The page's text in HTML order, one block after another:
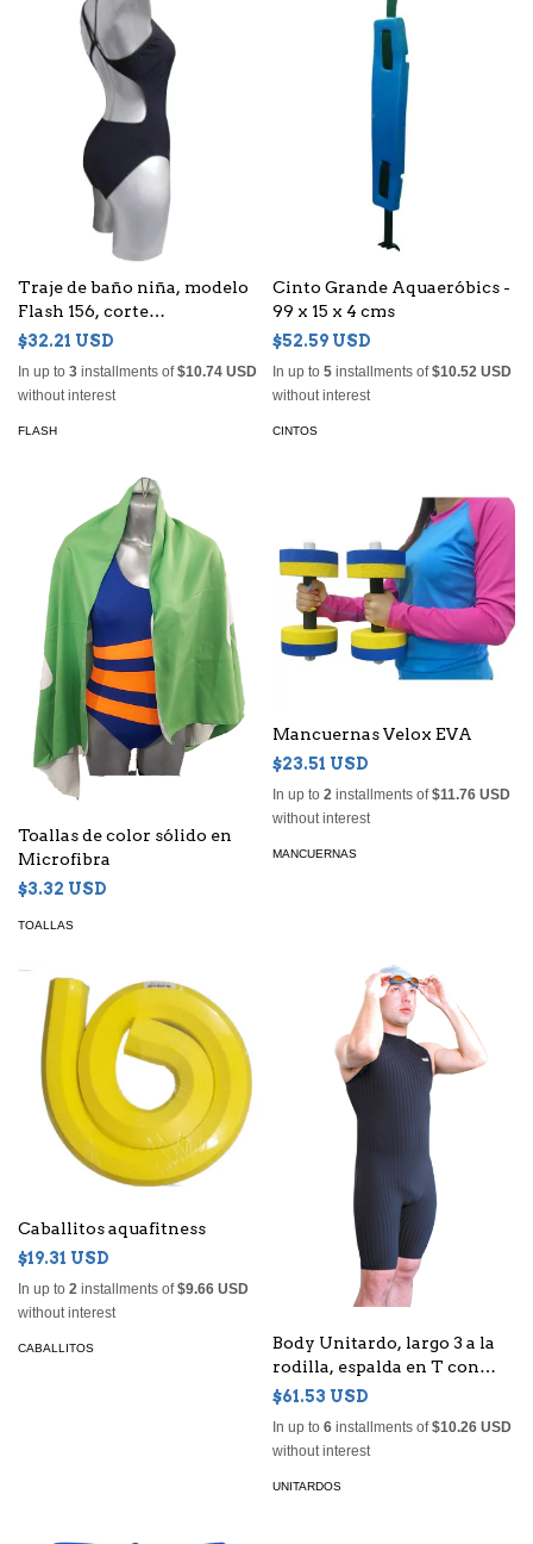
Traje de baño niña, modelo
Flash 156, corte
competencia en tela
$32.21 USD
In up to 3 installments of$10.74 USD
without interest
FLASH
Cinto Grande Aquaeróbics -
99 x 15 x 4 cms
$52.59 USD
In up to 5 installments of$10.52 USD
without interest
CINTOS
Toallas de color sólido en
Microfibra
$3.32 USD
TOALLAS
Mancuernas Velox EVA
$23.51 USD
In up to 2 installments of$11.76 USD
without interest
MANCUERNAS
Caballitos aquafitness
$19.31 USD
In up to 2 installments of$9.66 USD
without interest
CABALLITOS
Body Unitardo, largo 3 a la
rodilla, espalda en T con
cierre para Hombre
$61.53 USD
In up to 6 installments of$10.26 USD
without interest
UNITARDOS